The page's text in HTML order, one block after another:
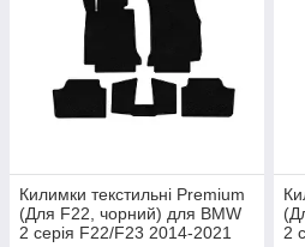
Килимки текстильні Premium
(Для F22, чорний) для BMW
2 серія F22/F23 2014-2021
2